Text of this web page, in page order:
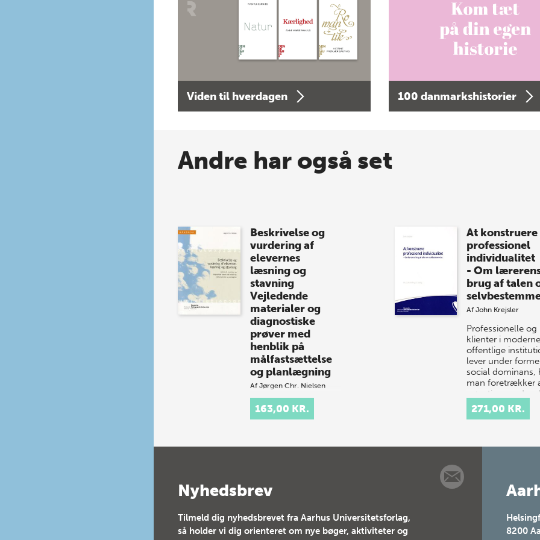
Viden til hverdagen 100 danmarkshistorier
Andre har også set
Beskrivelse og
vurdering af
elevernes
læsning og
stavning
Vejledende
materialer og
diagnostiske
prøver med
henblik på
målfastsættelse
og planlægning
Af Jørgen Chr. Nielsen
Et nødvendigt
grundlag for en god
stavning er, at
standp…
163,00 KR.
At konstruere
professionel
individualitet
- Om
brug af talen
Af John Krejsler
Professionelle og
klienter i moderne
offentlige
lever under
social dominans,
man foretrækker
gøre ting med
sted…
271,00 KR.
Nyhedsbrev
Tilmeld dig nyhedsbrevet fra Aarhus Universitetsforlag,
så holder vi dig orienteret om nye bøger, aktiviteter og
8200